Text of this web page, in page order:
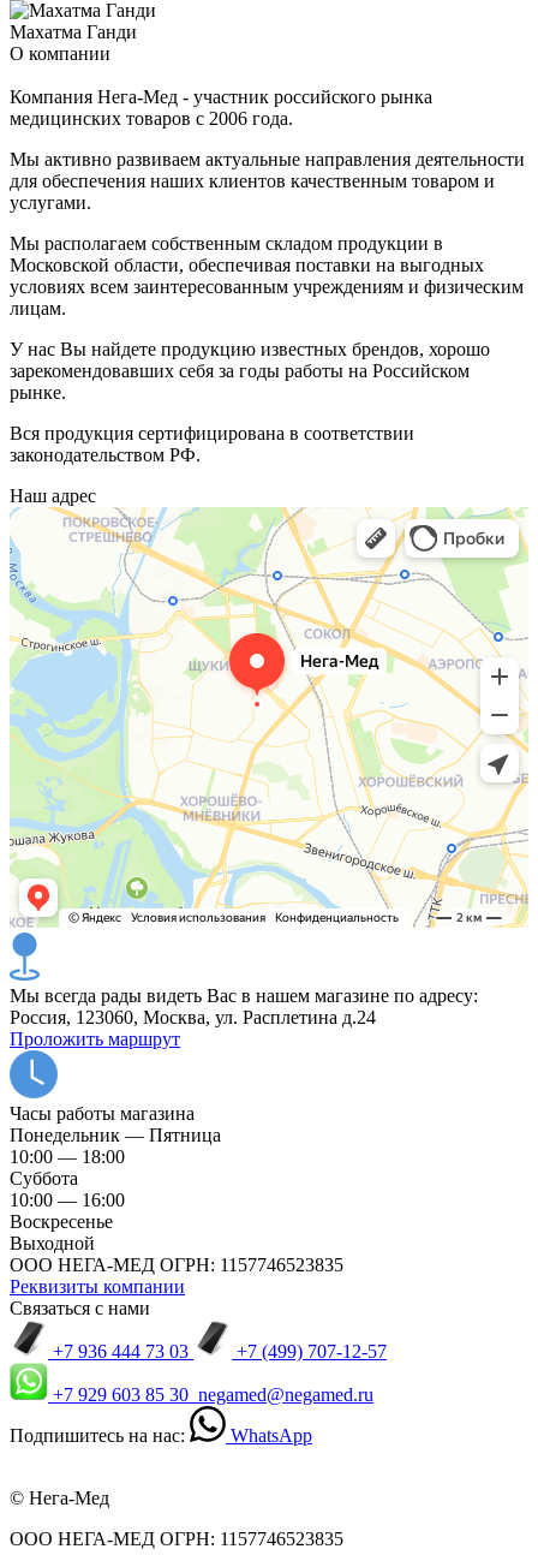
Махатма Ганди
О компании
Компания Нега-Мед - участник российского рынка
медицинских товаров с 2006 года.
Мы активно развиваем актуальные направления деятельности
для обеспечения наших клиентов качественным товаром и
услугами.
Мы располагаем собственным складом продукции в
Московской области, обеспечивая поставки на выгодных
условиях всем заинтересованным учреждениям и физическим
лицам.
У нас Вы найдете продукцию известных брендов, хорошо
зарекомендовавших себя за годы работы на Российском
рынке.
Вся продукция сертифицирована в соответствии
законодательством РФ.
Наш адрес
Мы всегда рады видеть Вас в нашем магазине по адресу:
Россия, 123060, Москва, ул. Расплетина д.24
Проложить маршрут
Часы работы магазина
Понедельник — Пятница
10:00 — 18:00
Суббота
10:00 — 16:00
Воскресенье
Выходной
ООО НЕГА-МЕД ОГРН: 1157746523835
Реквизиты компании
Связаться с нами
+7 936 444 73 03 +7 (499) 707-12-57
+7 929 603 85 30 negamed@negamed.ru
Подпишитесь на нас:
WhatsApp
© Нега-Мед
ООО НЕГА-МЕД ОГРН: 1157746523835